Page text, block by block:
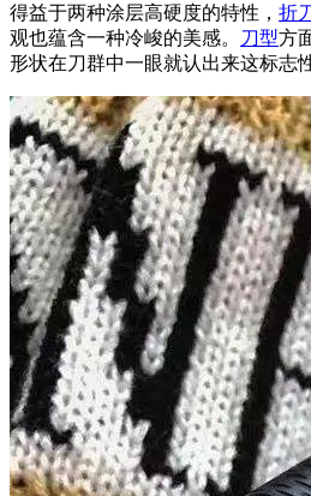
得益于两种涂层高硬度的特性， 折
观也蕴含一种冷峻的美感。
刀型方
形状在刀群中一眼就认出来这标志